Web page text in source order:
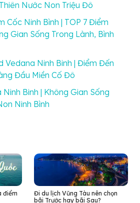
Nước Non Triệu Đô
Cốc Ninh Bình | TOP 7 Điểm
Gian Sống Trong Lành, Bình
Vedana Ninh Binh | Điểm Đến
Đầu Miền Cố Đô
Binh | Không Gian Sống
Ninh Bình
điểm
Đi du lịch Vũng Tàu nên chọn
bãi Trước hay bãi Sau?